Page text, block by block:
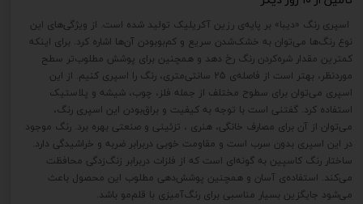
اسپری رنگ «دیبا» بر پایه‌ی رزین آکریلیک تولید شده است. از ویژگی‌‌های این
نوع رنگ‌ها می‌توان به خشک‌شدن سریع و کم‌بوبودن آن‌ها اشاره کرد. برای اینکه
کمترین مقدار شره‌کردن رنگ رخ دهد و همچنین برای پوشش‌ مطلوب‌تر سطح
موردنظر، بهتر است از فاصله‌ی 25 سانتی‌متری، رنگ را اسپری کنیم. از این
اسپری می‌توان برای سطوح مختلف از جمله فلز، چوب، شیشه و پلاستیک
استفاده کرد. گفتنی است با توجه به کیفیت و براق‌بودن این اسپری رنگ،
می‌توان از آن برای مصارف خانگی، هنری ، تزئینی و صنعتی بهره برد. رنگ موجود
در این اسپری بدون سرب است و مقاومت خوبی دربرابر ضربه و خراشیدگی دارد.
ساختار رنگ کاسپین به گونه‌ای است که از فلزات دربرابر زنگ‌زدگی محافظت
می‌کند. استفاده‌ی آسان و همچنین پوشش‌دهی مطلوب این محصول باعث
می‌شود جایگزین بسیار مناسبی برای رنگ‌آمیزی با قلم‌مو باشد.